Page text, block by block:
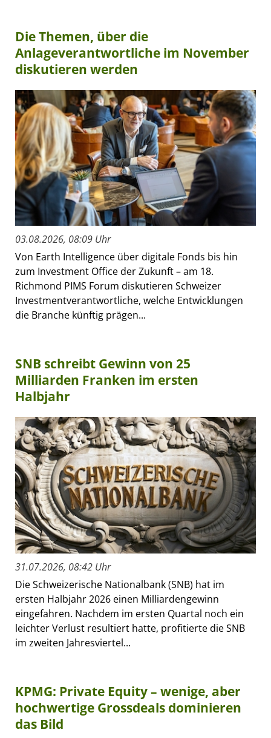
Die Themen, über die
Anlageverantwortliche im November
diskutieren werden
03.08.2026, 08:09 Uhr
Von Earth Intelligence über digitale Fonds bis hin
zum Investment Office der Zukunft – am 18.
Richmond PIMS Forum diskutieren Schweizer
Investmentverantwortliche, welche Entwicklungen
die Branche künftig prägen...
SNB schreibt Gewinn von 25
Milliarden Franken im ersten
Halbjahr
31.07.2026, 08:42 Uhr
Die Schweizerische Nationalbank (SNB) hat im
ersten Halbjahr 2026 einen Milliardengewinn
eingefahren. Nachdem im ersten Quartal noch ein
leichter Verlust resultiert hatte, profitierte die SNB
im zweiten Jahresviertel...
KPMG: Private Equity – wenige, aber
hochwertige Grossdeals dominieren
das Bild